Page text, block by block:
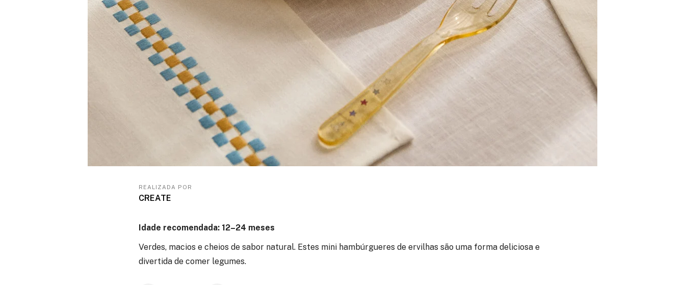
REALIZADA POR
CREATE
Idade recomendada: 12–24 meses
Verdes, macios e cheios de sabor natural. Estes mini hambúrgueres de ervilhas são uma forma deliciosa e
divertida de comer legumes.